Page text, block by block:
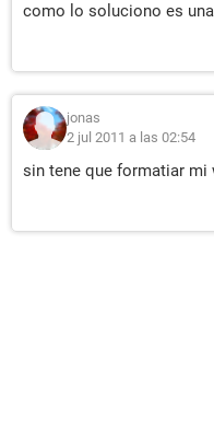
como lo soluciono es
jonas
2 jul 2011 a las 02:54
sin tene que formatiar mi